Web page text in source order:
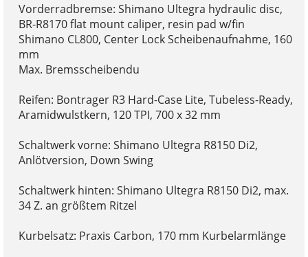
Vorderradbremse: Shimano Ultegra hydraulic disc,
BR-R8170 flat mount caliper, resin pad w/fin
Shimano CL800, Center Lock Scheibenaufnahme, 160
mm
Max. Bremsscheibendu
Reifen: Bontrager R3 Hard-Case Lite, Tubeless-Ready,
Aramidwulstkern, 120 TPI, 700 x 32 mm
Schaltwerk vorne: Shimano Ultegra R8150 Di2,
Anlötversion, Down Swing
Schaltwerk hinten: Shimano Ultegra R8150 Di2, max.
34 Z. an größtem Ritzel
Kurbelsatz: Praxis Carbon, 170 mm Kurbelarmlänge